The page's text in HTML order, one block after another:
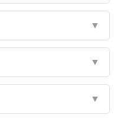
▼
▼
▼